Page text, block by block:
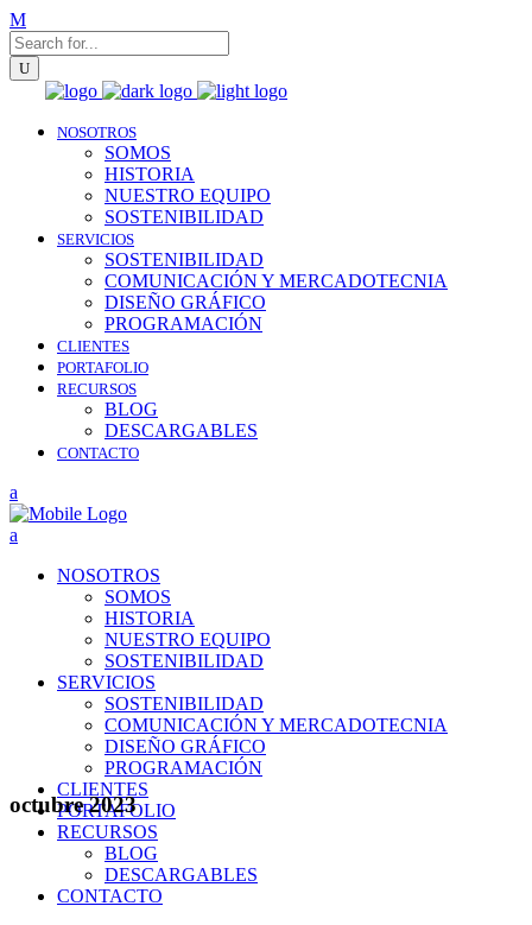
NOSOTROS
SOMOS
HISTORIA
NUESTRO EQUIPO
SOSTENIBILIDAD
SERVICIOS
SOSTENIBILIDAD
COMUNICACIÓN Y MERCADOTECNIA
DISEÑO GRÁFICO
PROGRAMACIÓN
CLIENTES
PORTAFOLIO
RECURSOS
BLOG
DESCARGABLES
CONTACTO
NOSOTROS
SOMOS
HISTORIA
NUESTRO EQUIPO
SOSTENIBILIDAD
SERVICIOS
SOSTENIBILIDAD
COMUNICACIÓN Y MERCADOTECNIA
DISEÑO GRÁFICO
PROGRAMACIÓN
CLIENTES
PORTAFOLIO
RECURSOS
BLOG
DESCARGABLES
CONTACTO
octubre 2023